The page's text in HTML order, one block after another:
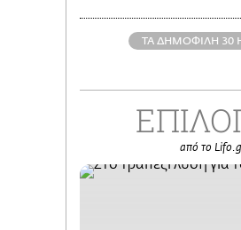
ΤΑ ΔΗΜΟΦΙΛΗ 30
από το